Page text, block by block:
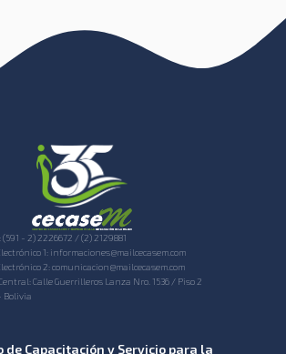
- 2) 2226672 / (2) 2129881
1: informaciones@mailcecasem.com
2: comunicacion@mailcecasem.com
Calle Guerrilleros Lanza Nro. 1536 / Piso 2
Bolivia
de Capacitación y Servicio para la